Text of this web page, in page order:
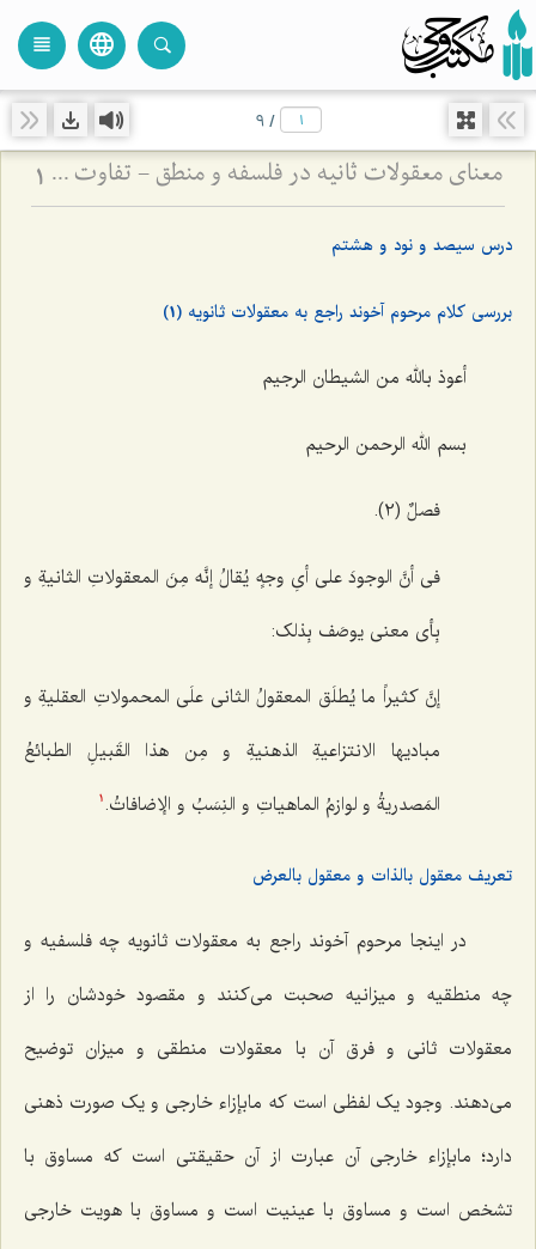
language
view_headline
/
9
معنای معقولات ثانیه در فلسفه و منطق - تفاوت مفاهیم فلسفی و منطقی در کلام مرحوم آخوند 1
درس سیصد و نود و هشتم
بررسی کلام مرحوم آخوند راجع به معقولات ثانویه (1)
أعوذ بالله من الشیطان الرجیم
بسم الله الرحمن الرحیم
فصلٌ (2).
فی أنَّ الوجودَ على أیِ وجهٍ یُقالُ إنَّه مِنَ المعقولاتِ الثانیةِ و
بِأی معنى یوصَف بِذلک:‌
إنَّ کثیراً ما یُطلَق المعقولُ الثانی علَى المحمولاتِ العقلیةِ و
مبادیها الانتزاعیةِ الذهنیةِ و مِن هذا القَبیلِ الطبائعُ
المَصدریةُ و لوازمُ الماهیاتِ و النِسَبُ و الإضافاتُ. 1
تعریف معقول بالذات و معقول بالعرض
در اینجا مرحوم آخوند راجع به معقولات ثانویه چه فلسفیه و
چه منطقیه و میزانیه صحبت می‌کنند و مقصود خودشان را از
معقولات ثانی و فرق آن با معقولات منطقی و میزان توضیح
می‌دهند. وجود یک لفظی است که مابإزاء خارجی و یک صورت ذهنی
دارد؛ مابإزاء خارجی آن عبارت از آن حقیقتی است که مساوق با
تشخص است و مساوق با عینیت است و مساوق با هویت خارجی